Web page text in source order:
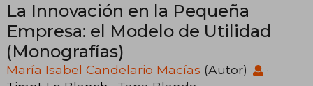
La Innovación en la Pequeña
Empresa: el Modelo de Utilidad
(Monografías)
María Isabel Candelario Macías (Autor)
·